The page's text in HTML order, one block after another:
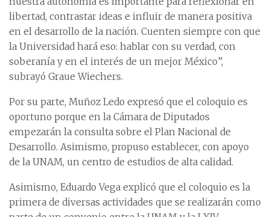
libertad, contrastar ideas e influir de manera positiva
en el desarrollo de la nación. Cuenten siempre con que
la Universidad hará eso: hablar con su verdad, con
soberanía y en el interés de un mejor México”,
subrayó Graue Wiechers.
Por su parte, Muñoz Ledo expresó que el coloquio es
oportuno porque en la Cámara de Diputados
empezarán la consulta sobre el Plan Nacional de
Desarrollo. Asimismo, propuso establecer, con apoyo
de la UNAM, un centro de estudios de alta calidad.
Asimismo, Eduardo Vega explicó que el coloquio es la
primera de diversas actividades que se realizarán como